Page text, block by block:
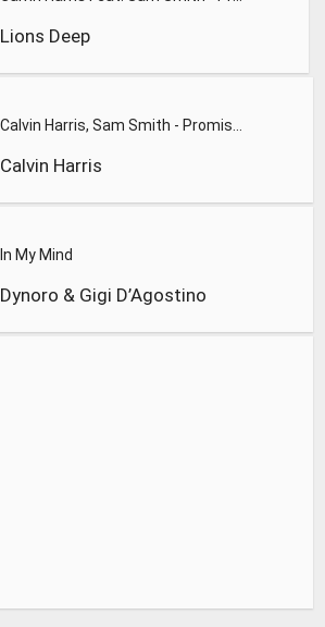
Lions Deep
Calvin Harris
In My Mind
Dynoro & Gigi D’Agostino